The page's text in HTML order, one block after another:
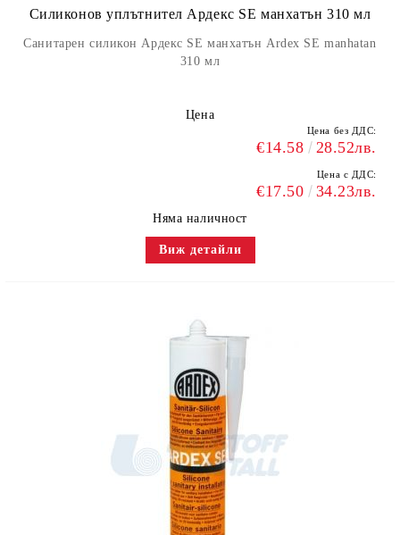
Силиконов уплътнител Ардекс SE манхатън 310 мл
Санитарен силикон Ардекс SE манхатън Ardex SE manhatan
310 мл
Цена
Цена без ДДС:
€14.58 28.52лв.
Цена с ДДС:
€17.50 34.23лв.
Няма наличност
Виж детайли